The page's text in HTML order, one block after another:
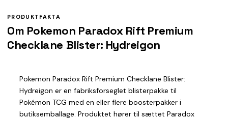
PRODUKTFAKTA
Om Pokemon Paradox Rift Premium
Checklane Blister: Hydreigon
Pokemon Paradox Rift Premium Checklane Blister:
Hydreigon er en fabriksforseglet blisterpakke til
Pokémon TCG med en eller flere boosterpakker i
butiksemballage. Produktet hører til sættet Paradox